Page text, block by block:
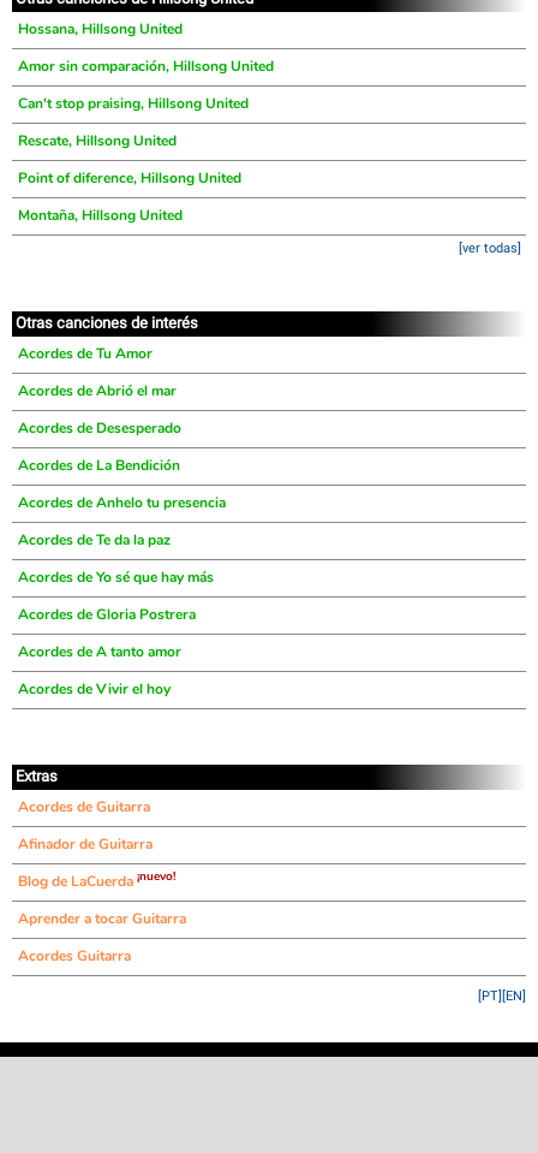
Hossana, Hillsong United
Amor sin comparación, Hillsong United
Can't stop praising, Hillsong United
Rescate, Hillsong United
Point of diference, Hillsong United
Montaña, Hillsong United
[ver todas]
Otras canciones de interés
Acordes de Tu Amor
Acordes de Abrió el mar
Acordes de Desesperado
Acordes de La Bendición
Acordes de Anhelo tu presencia
Acordes de Te da la paz
Acordes de Yo sé que hay más
Acordes de Gloria Postrera
Acordes de A tanto amor
Acordes de Vivir el hoy
Extras
Acordes de Guitarra
Afinador de Guitarra
Blog de LaCuerda ¡nuevo!
Aprender a tocar Guitarra
Acordes Guitarra
[EN]
[PT]